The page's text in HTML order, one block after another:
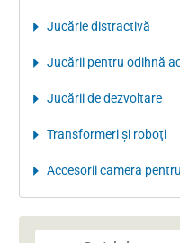
Jucărie distractivă
Jucării pentru odihnă
Jucării de dezvoltare
Transformeri şi roboţi
Accesorii camera